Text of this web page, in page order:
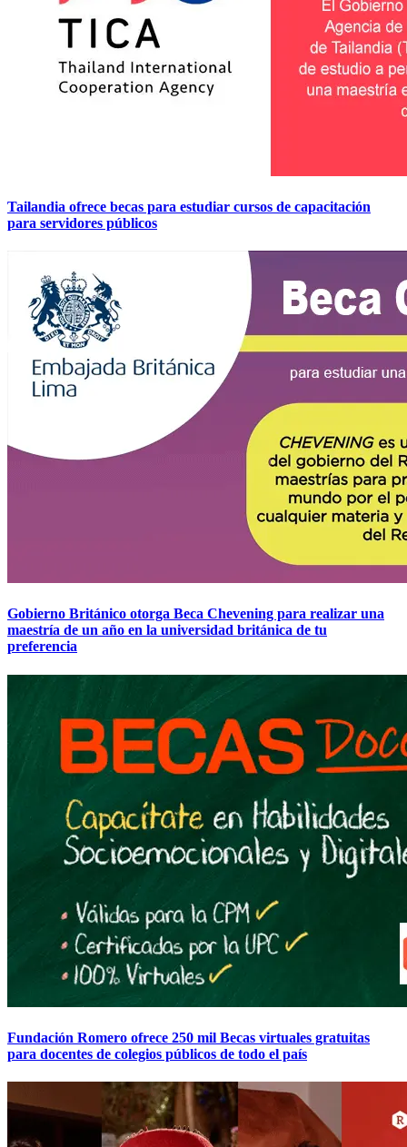
Tailandia ofrece becas para estudiar cursos de capacitación
para servidores públicos
Gobierno Británico otorga Beca Chevening para realizar una
maestría de un año en la universidad británica de tu
preferencia
Fundación Romero ofrece 250 mil Becas virtuales gratuitas
para docentes de colegios públicos de todo el país